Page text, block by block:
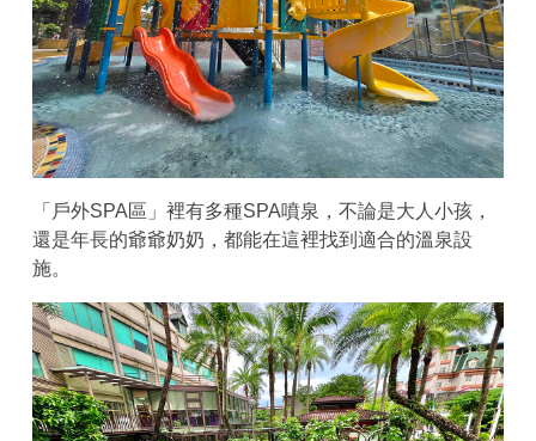
「戶外SPA區」裡有多種SPA噴泉，不論是大人小孩，
還是年長的爺爺奶奶，都能在這裡找到適合的溫泉設
施。